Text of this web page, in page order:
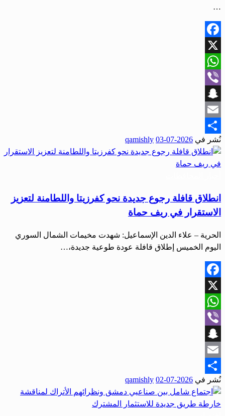
…
Facebook
X
WhatsApp
Viber
Snapchat
Email
Share
نُشر في 2026-07-03
qamishly
انطلاق قافلة رجوع جديدة نحو كفرزيتا واللطامنة لتعزيز
الاستقرار في ريف حماة
الحرية – علاء الدين الإسماعيل: شهدت مخيمات الشمال السوري
اليوم الخميس إطلاق قافلة عودة طوعية جديدة،…
Facebook
X
WhatsApp
Viber
Snapchat
Email
Share
نُشر في 2026-07-02
qamishly